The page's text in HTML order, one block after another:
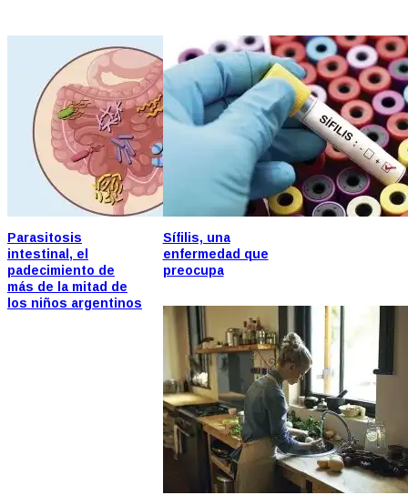
Parasitosis
intestinal, el
padecimiento de
más de la mitad de
los niños argentinos
Sífilis, una
enfermedad que
preocupa